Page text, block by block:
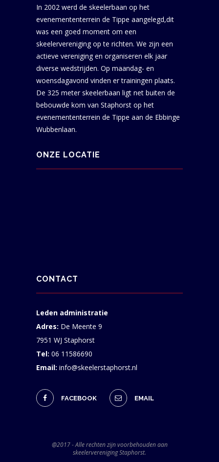
In 2002 werd de skeelerbaan op het
evenemententerrein de Tippe aangelegd,dit
was een goed moment om een
skeelervereniging op te richten. We zijn een
actieve vereniging en organiseren elk jaar
diverse wedstrijden. Op maandag- en
woensdagavond vinden er trainingen plaats.
De 325 meter skeelerbaan ligt net buiten de
bebouwde kom van Staphorst op het
evenemententerrein de Tippe aan de Ebbinge
Wubbenlaan.
ONZE LOCATIE
CONTACT
Leden administratie
Adres: De Meente 9
7951 WJ Staphorst
Tel: 06 11586690
Email: info@skeelerstaphorst.nl
FACEBOOK EMAIL
@2017 - Alle rechten zijn voorbehouden aan
skeelervereniging Staphorst.